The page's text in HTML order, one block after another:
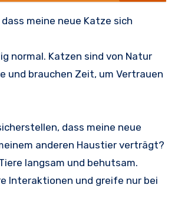
meine neue Katze sich
normal. Katzen sind von Natur
und brauchen Zeit, um Vertrauen
dass meine neue
anderen Haustier verträgt?
langsam und behutsam.
Interaktionen und greife nur bei